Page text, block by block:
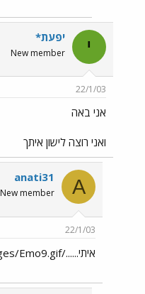
י יפעת*
New member
22/1/03
אני באה
ואני רוצה לישון איתך
A
anati31
New member
22/1/03
איתי....../images/Emo35.gif../images/Emo9.gif